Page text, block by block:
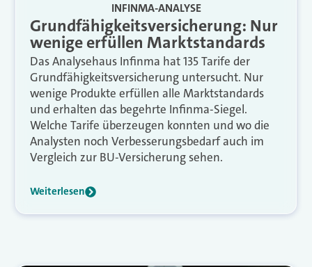
INFINMA-ANALYSE
Grundfähigkeitsversicherung: Nur
wenige erfüllen Marktstandards
Das Analysehaus Infinma hat 135 Tarife der
Grundfähigkeitsversicherung untersucht. Nur
wenige Produkte erfüllen alle Marktstandards
und erhalten das begehrte Infinma-Siegel.
Welche Tarife überzeugen konnten und wo die
Analysten noch Verbesserungsbedarf auch im
Vergleich zur BU-Versicherung sehen.
Weiterlesen